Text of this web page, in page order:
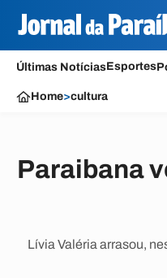
Últimas NotíciasEsportes
Home>cultura
Paraibana
Lívia Valéria arrasou,